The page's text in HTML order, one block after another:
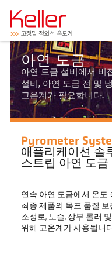
아연 도금
아연 도금 설비에서 비
설비, 아연 도금 전 및
고온계가 필요합니다.
Pyrometer
애플리케이션 솔
스트립 아연 도금
연속 아연 도금에서 온도
최종 제품의 목표 품질
소성로, 노즐, 상부 롤러
위해 고온계가 사용됩니